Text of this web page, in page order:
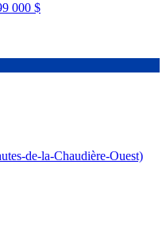
000 $
de-la-Chaudière-Ouest)